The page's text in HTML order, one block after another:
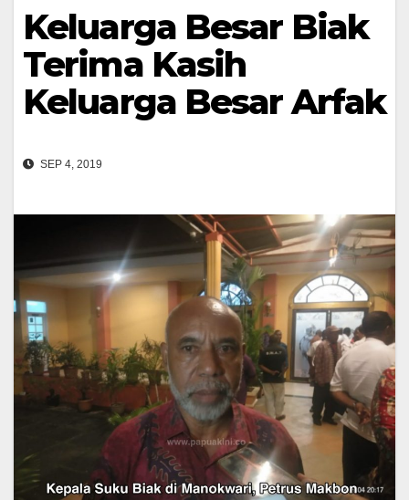
Keluarga Besar Biak
Terima Kasih
Keluarga Besar Arfak
SEP 4, 2019